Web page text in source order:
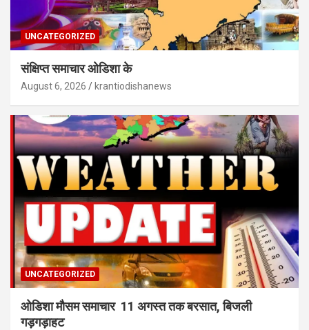
UNCATEGORIZED
संक्षिप्त समाचार ओडिशा के
August 6, 2026 krantiodishanews
UNCATEGORIZED
ओडिशा मौसम समाचार 11 अगस्त तक बरसात, बिजली
गड़गड़ाहट